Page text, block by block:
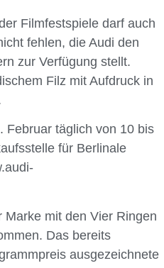
Filmfestspiele darf auch
fehlen, die Audi den
zur Verfügung stellt.
Filz mit Aufdruck in
Februar täglich von 10 bis
für Berlinale
mit den Vier Ringen
Das bereits
ausgezeichnete